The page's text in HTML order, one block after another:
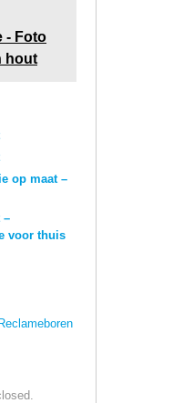
- Foto
hout
op maat –
–
voor thuis
Reclameboren